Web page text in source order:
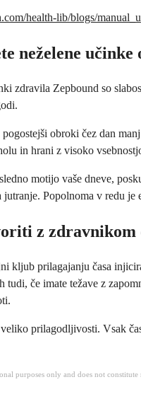
health-lib/blogs/
neželene
zdravila Zepbound so
obroki čez dan
in hrani z visoko
motijo vaše dneve,
jutranje. Popolnoma v redu
z zdravnikom
kljub prilagajanju časa
tudi, če imate težave z
prilagodljivosti. Vsak
purposes only and does not